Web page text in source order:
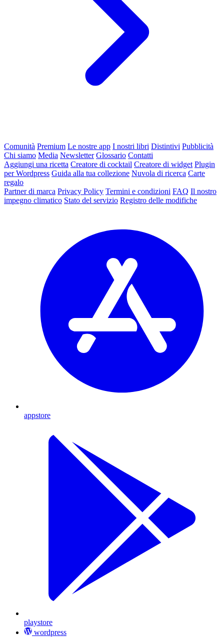
Comunità Premium Le nostre app I nostri libri Distintivi Pubblicità
Chi siamo Media Newsletter Glossario Contatti
Aggiungi una ricetta Creatore di cocktail Creatore di widget Plugin
per Wordpress Guida alla tua collezione Nuvola di ricerca Carte
regalo
Partner di marca Privacy Policy Termini e condizioni FAQ Il nostro
impegno climatico Stato del servizio Registro delle modifiche
appstore
playstore
wordpress